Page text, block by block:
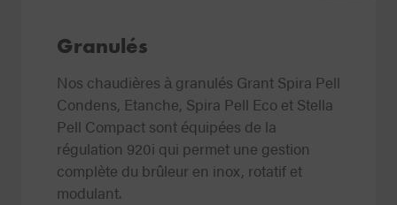
Granulés
Nos chaudières à granulés Grant Spira Pell
Condens, Etanche, Spira Pell Eco et Stella
Pell Compact sont équipées de la
régulation 920i qui permet une gestion
complète du brûleur en inox, rotatif et
modulant.